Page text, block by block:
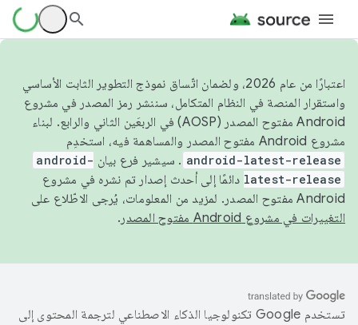
اعتبارًا من عام 2026، ولضمان اتّساق نموذج التطوير الثابت الأساسي
واستقرار المنصة في النظام المتكامل، سننشر رمز المصدر في مشروع
Android مفتوح المصدر (AOSP) في الربعَين الثاني والرابع. لبناء
مشروع Android مفتوح المصدر والمساهمة فيه، استخدِم
android-latest-release . سيشير فرع بيان android-
latest-release دائمًا إلى أحدث إصدار تم نشره في مشروع
Android مفتوح المصدر. لمزيد من المعلومات، يُرجى الاطّلاع على
التغييرات في مشروع Android مفتوح المصدر
.
تستخدم Google تكنولوجيا الذكاء الاصطناعي لترجمة المحتوى إلى